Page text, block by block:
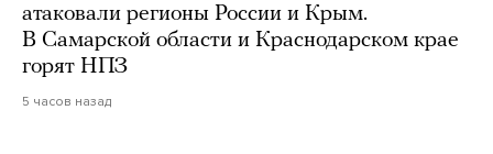
атаковали регионы России и Крым.
В Самарской области и Краснодарском крае
горят НПЗ
5 часов назад